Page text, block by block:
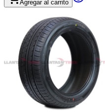
Agregar al carrito